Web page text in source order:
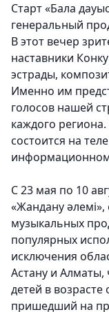
Старт «Бала
генеральный
В этот вечер
наставники
эстрады,
Именно им
голосов нашей
каждого
состоится на
информационном
С 23 мая по 10
«Жандану
музыкальных
популярных
исключения
Астану и Алматы,
детей в
пришедший на